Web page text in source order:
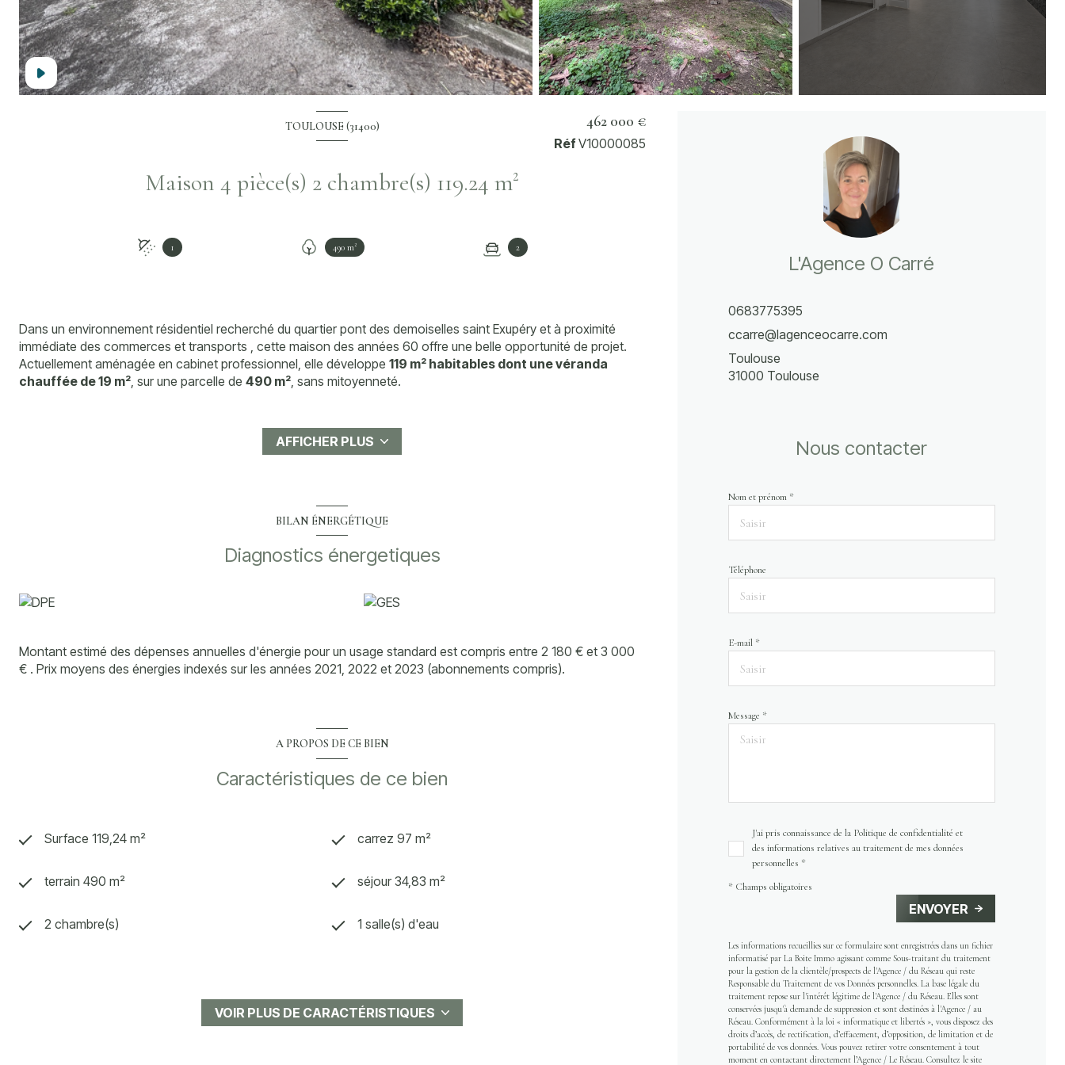
TOULOUSE (31400)
Maison 4 pièce(s) 2 chambre(s) 119.24 m²
1 490 m² 2
462 000 €
RéfV10000085
Dans un environnement résidentiel recherché du quartier pont des demoiselles saint Exupéry et à proximité
immédiate des commerces et transports , cette maison des années 60 offre une belle opportunité de projet.
Actuellement aménagée en cabinet professionnel, elle développe 119 m² habitables dont une véranda
chauffée de 19 m², sur une parcelle de 490 m², sans mitoyenneté.
Deux chambres existantes avec possibilité d’en créer une troisième.
Des travaux sont à prévoir pour réaménager l’ensemble en habitation (création d’une cuisine, réorganisation
Les informations sur les risques auxquels ce bien est exposé sont disponibles sur le site
AFFICHER PLUS
BILAN ÉNERGÉTIQUE
Diagnostics énergetiques
Montant estimé des dépenses annuelles d'énergie pour un usage standard est compris entre 2 180 € et 3 000
€ . Prix moyens des énergies indexés sur les années 2021, 2022 et 2023 (abonnements compris).
A PROPOS DE CE BIEN
Caractéristiques de ce bien
Surface 119,24 m² carrez 97 m²
terrain 490 m² séjour 34,83 m²
2 chambre(s) 1 salle(s) d'eau
Chauffage individuel : air pulsé (climatisation) 2 parking(s)
VOIR PLUS DE CARACTÉRISTIQUES
L'Agence O Carré
0683775395
ccarre@lagenceocarre.com
Toulouse
31000 Toulouse
Nous contacter
Nom et prénom *
Téléphone
E-mail *
Message *
J'ai pris connaissance de la Politique de confidentialité et
des informations relatives au traitement de mes données
personnelles *
* Champs obligatoires
ENVOYER
Les informations recueillies sur ce formulaire sont enregistrées dans un fichier
informatisé par La Boite Immo agissant comme Sous-traitant du traitement
pour la gestion de la clientèle/prospects de l'Agence / du Réseau qui reste
Responsable du Traitement de vos Données personnelles. La base légale du
traitement repose sur l'intérêt légitime de l'Agence / du Réseau. Elles sont
conservées jusqu'à demande de suppression et sont destinées à l'Agence / au
Réseau. Conformément à la loi « informatique et libertés », vous disposez des
droits d’accès, de rectification, d’effacement, d’opposition, de limitation et de
portabilité de vos données. Vous pouvez retirer votre consentement à tout
moment en contactant directement l’Agence / Le Réseau. Consultez le site